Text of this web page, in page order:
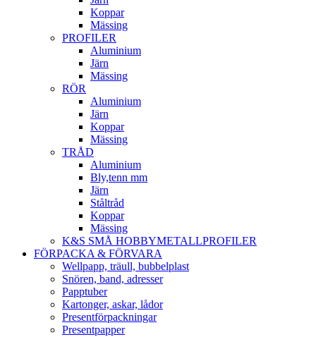
Koppar
Mässing
PROFILER
Aluminium
Järn
Mässing
RÖR
Aluminium
Järn
Koppar
Mässing
TRÅD
Aluminium
Bly,tenn mm
Järn
Ståltråd
Koppar
Mässing
K&S SMÅ HOBBYMETALLPROFILER
FÖRPACKA & FÖRVARA
Wellpapp, träull, bubbelplast
Snören, band, adresser
Papptuber
Kartonger, askar, lådor
Presentförpackningar
Presentpapper